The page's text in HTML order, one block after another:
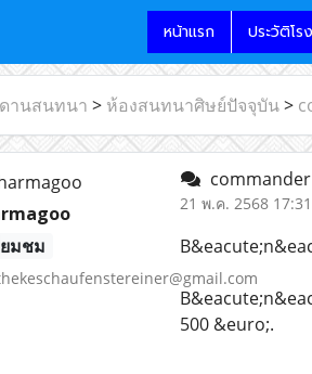
หน้าแรก ประวัติโร
านสนทนา > ห้องสนทนาศิษย์ปัจจุบัน>
ยมชม
21 พ.ค. 2568 17:31
500 &euro;.